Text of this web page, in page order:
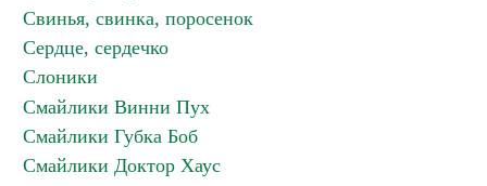
Свинья, свинка, поросенок
Сердце, сердечко
Слоники
Смайлики Винни Пух
Смайлики Губка Боб
Смайлики Доктор Хаус